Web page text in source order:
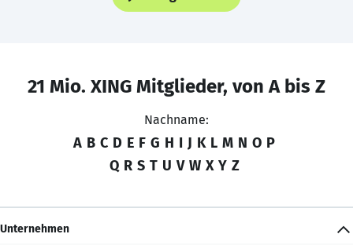
21 Mio. XING Mitglieder, von A bis Z
Nachname:
A B C D E F G H I J K L M N O P
Q R S T U V W X Y Z
Unternehmen